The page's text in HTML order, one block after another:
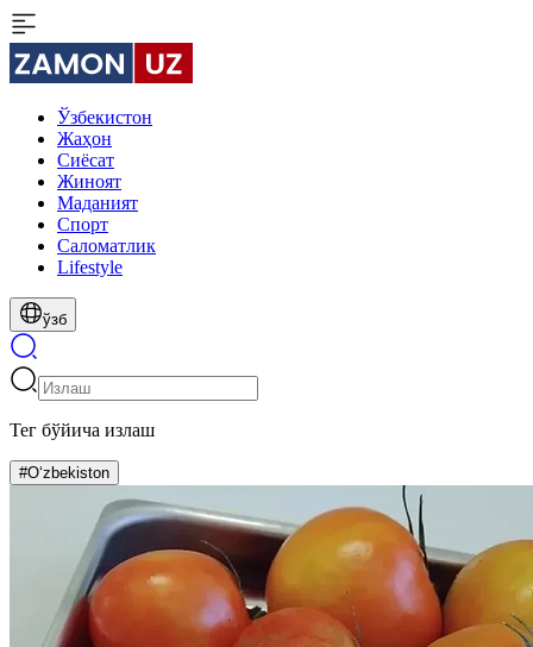
Ўзбекистон
Жаҳон
Сиёсат
Жиноят
Маданият
Спорт
Cаломатлик
Lifestyle
ўзб
Тег бўйича излаш
#O‘zbekiston